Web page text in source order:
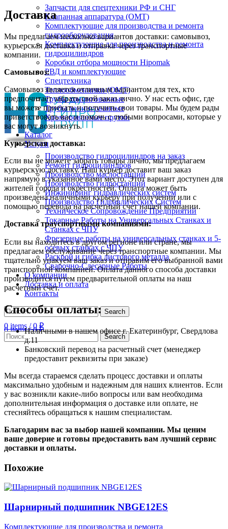
0items / 0₽
Запчасти для спецтехники РФ и СНГ
Клапанная аппаратура (OMT)
Комплектующие для производства и ремонта
гидрооборудования
Комплектующие для производства и ремонта
гидроцилиндров
Коробки отбора мощности Hipomak
РВД и комплектующие
Спецтехника
Теплообменники (OMT)
Трубы хонингованные
Трубы хонингованные
Хромированные прутки
Каталог
Услуги
Производство гидроцилиндров на заказ
Ремонт гидроцилиндров
Производство маслостанций
Производство гидростанций
Инжиниринг гидравлических систем
Производство Гидравлических Систем
Техническое Сопровождение Предприятий
Токарные Работы на Универсальных Станках и
Станках с ЧПУ
Фрезерные работы на универсальных станках и 5-
осевых станках с ЧПУ
Раскрой и гибка листового металла
Сварочно-Слесарные Работы
О компании
Доставка и оплата
Контакты
Search
0 items / 0 ₽
Search
Доставка
Мы предлагаем несколько вариантов доставки: самовывоз,
курьерская доставка и отправка через транспортные
компании.
Самовывоз:
Самовывоз является отличным вариантом для тех, кто
предпочитает забрать свой заказ лично. У нас есть офис, где
вы можете приехать и получить свои товары. Мы будем рады
приветствовать вас и помочь с любыми вопросами, которые у
вас могут возникнуть.
Курьерская доставка:
Если вы не можете забрать товары лично, мы предлагаем
курьерскую доставку. Наш курьер доставит ваш заказ
напрямую в указанное вами место. Этот вариант доступен для
жителей города и окрестностей. Оплата может быть
произведена наличными курьеру при получении или с
помощью перевода на расчетный счет нашей компании.
Доставка траyспортными компаниями:
Если вы находитесь в другом регионе или стране, мы
предлагаем обслуживание через транспортные компании. Мы
тщательно упакуем ваш заказ и отправим его выбранной вами
транспортной компанией. Оплата данного способа доставки
производится путем предварительной оплаты на наш
расчетный счет.
Способы оплаты:
Наличными в нашем офисе г. Екатеринбург, Свердлова
д.11
Банковский перевод на расчетный счет (менеджер
предоставит реквизиты при заказе)
Мы всегда стараемся сделать процесс доставки и оплаты
максимально удобным и надежным для наших клиентов. Если
у вас возникли какие-либо вопросы или вам необходима
дополнительная информация о доставке или оплате, не
стесняйтесь обращаться к нашим специалистам.
Благодарим вас за выбор нашей компании. Мы ценим
ваше доверие и готовы предоставить вам лучший сервис
доставки и оплаты.
Похожие
Шарнирный подшипник NBGE12ES
Комплектующие для производства и ремонта